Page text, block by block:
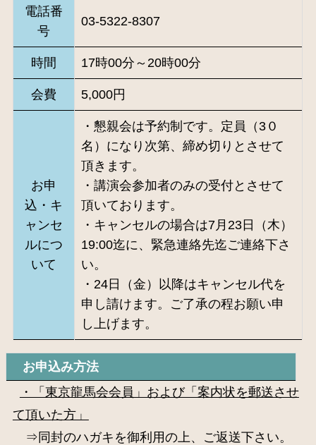
電話番
号
03-5322-8307
時間 17時00分～20時00分
会費 5,000円
お申
込・キ
ャンセ
ルにつ
いて
・懇親会は予約制です。定員（3０
名）になり次第、締め切りとさせて
頂きます。
・講演会参加者のみの受付とさせて
頂いております。
・キャンセルの場合は7月23日（木）
19:00迄に、緊急連絡先迄ご連絡下さ
い。
・24日（金）以降はキャンセル代を
申し請けます。ご了承の程お願い申
し上げます。
お申込み方法
・「東京龍馬会会員」および「案内状を郵送させ
て頂いた方」
⇒同封のハガキを御利用の上、ご返送下さい。